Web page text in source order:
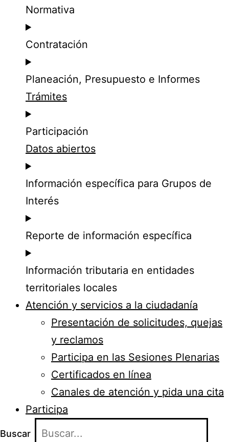
Normativa
Contratación
Planeación, Presupuesto e Informes
Trámites
Participación
Datos abiertos
Información específica para Grupos de
Interés
Reporte de información específica
Información tributaria en entidades
territoriales locales
Atención y servicios a la ciudadanía
Presentación de solicitudes, quejas
y reclamos
Participa en las Sesiones Plenarias
Certificados en línea
Canales de atención y pida una cita
Participa
Buscar